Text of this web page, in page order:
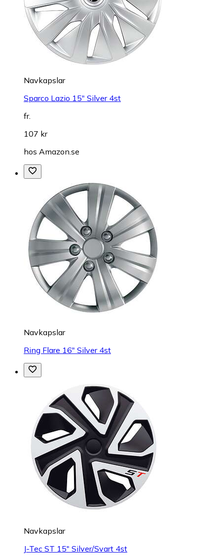
Navkapslar
Sparco Lazio 15" Silver 4st
fr.
107 kr
hos Amazon.se
Navkapslar
Ring Flare 16" Silver 4st
Navkapslar
J-Tec ST 15" Silver/Svart 4st